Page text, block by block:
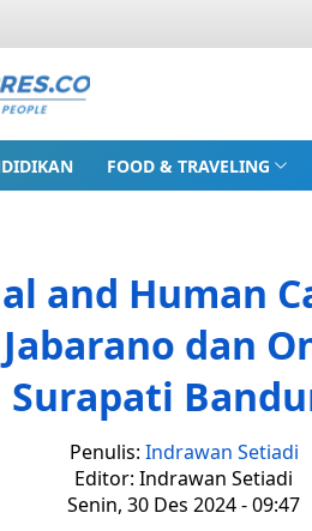
FOOD & TRAVELING
and Human
dan
Surapati
Penulis: Indrawan Setiadi
Editor: Indrawan Setiadi
Senin, 30 Des 2024 - 09:47